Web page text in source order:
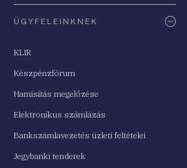
ÜGYFELEINKNEK
KLIR
Készpénzfórum
Hamisítás megelőzése
Elektronikus számlázás
Bankszámlavezetés üzleti feltételei
Jegybanki tenderek